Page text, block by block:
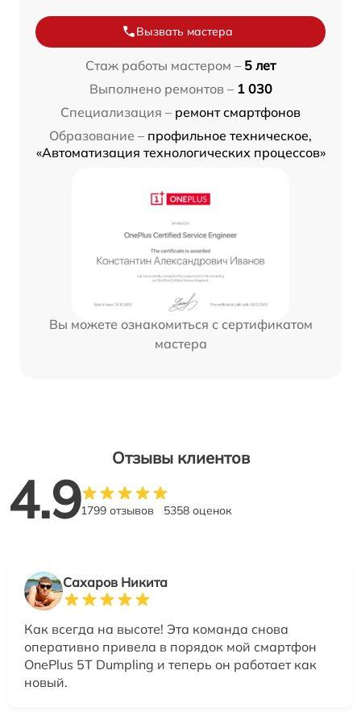
Вызвать мастера
Стаж работы мастером – 5 лет
Выполнено ремонтов – 1 030
Специализация – ремонт смартфонов
Образование – профильное техническое,
«Автоматизация технологических процессов»
Вы можете ознакомиться с сертификатом
мастера
Отзывы клиентов
4.91799 отзывов 5358 оценок
Сахаров Никита
Как всегда на высоте! Эта команда снова
оперативно привела в порядок мой смартфон
OnePlus 5T Dumpling и теперь он работает как
новый.